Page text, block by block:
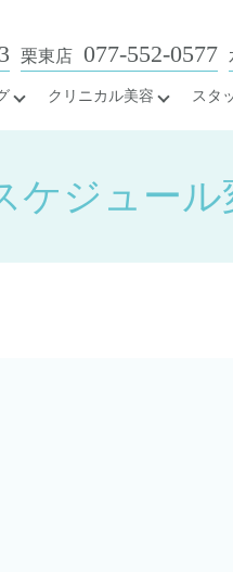
クリニカル美容 スタ
栗東店 077-552-0577
ケジュール